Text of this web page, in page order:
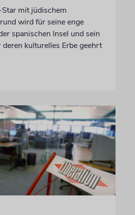
mit jüdischem
wird für seine enge
spanischen Insel und sein
deren kulturelles Erbe geehrt